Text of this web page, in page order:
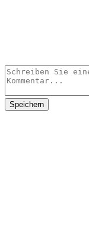
Speichern